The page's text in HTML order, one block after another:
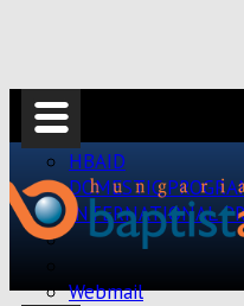
HBAID
DOMESTIC
INTERNATIONAL
Webmail